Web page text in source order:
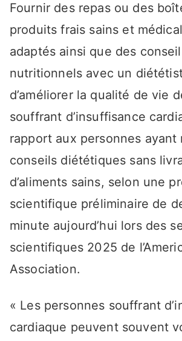
Fournir des repas ou des
produits frais sains et
adaptés ainsi que des
nutritionnels avec un
d’améliorer la qualité de vie
souffrant d’insuffisance
rapport aux personnes ayant
conseils diététiques sans
d’aliments sains, selon une
scientifique préliminaire de
minute aujourd’hui lors des
scientifiques 2025 de
Association.
« Les personnes souffrant
cardiaque peuvent souvent